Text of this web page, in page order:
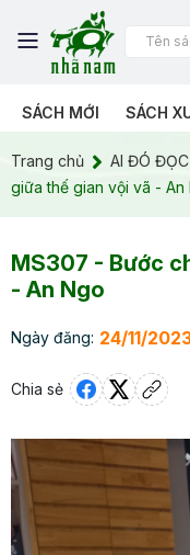
SÁCH MỚI SÁCH
Trang chủ AI ĐÓ
giữa thế gian vội vã - An
MS307 - Bước
- An Ngo
Ngày đăng: 24/11/
Chia sẻ